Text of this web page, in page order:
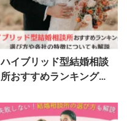
ハイブリッド型結婚相談
所おすすめランキング
サポートを徹底比較